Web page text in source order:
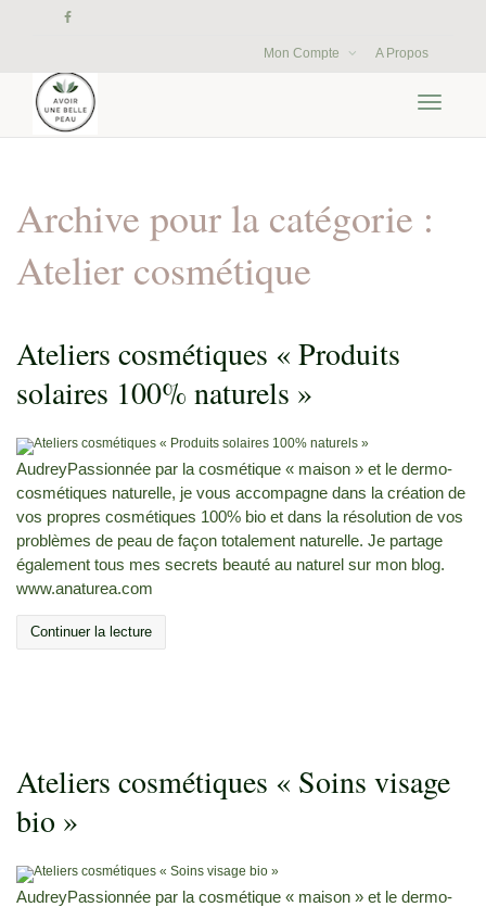
Mon Compte A Propos
Archive pour la catégorie :
Atelier cosmétique
Ateliers cosmétiques « Produits
solaires 100% naturels »
AudreyPassionnée par la cosmétique « maison » et le dermo-
cosmétiques naturelle, je vous accompagne dans la création de
vos propres cosmétiques 100% bio et dans la résolution de vos
problèmes de peau de façon totalement naturelle. Je partage
également tous mes secrets beauté au naturel sur mon blog.
www.anaturea.com
Continuer la lecture
Ateliers cosmétiques « Soins visage
bio »
AudreyPassionnée par la cosmétique « maison » et le dermo-